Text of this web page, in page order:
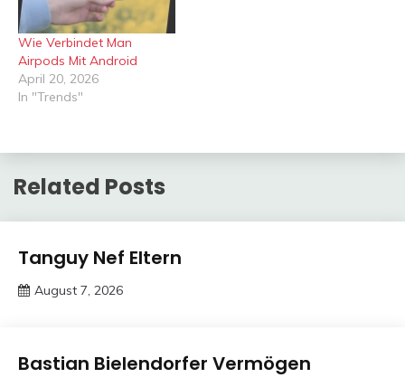
Wie Verbindet Man
Airpods Mit Android
April 20, 2026
In "Trends"
Related Posts
Trends
Tanguy Nef Eltern
August 7, 2026
Trends
Bastian Bielendorfer Vermögen